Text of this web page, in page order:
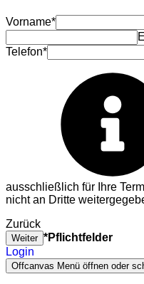
Vorname*
Telefon*
ausschließlich für Ihre
nicht an Dritte
Zurück
Weiter *Pflichtfelder
Login
Offcanvas Menü öffnen oder